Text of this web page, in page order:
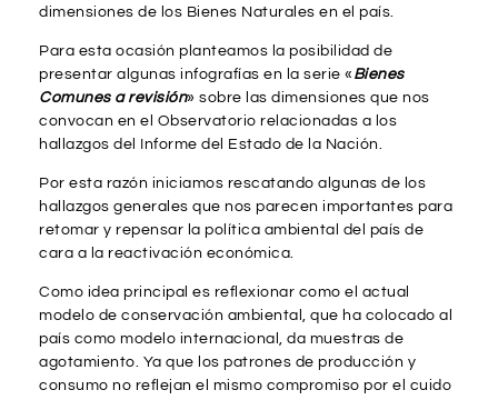
dimensiones de los Bienes Naturales en el país.
Para esta ocasión planteamos la posibilidad de
presentar algunas infografías en la serie « Bienes
Comunes a revisión» sobre las dimensiones que nos
convocan en el Observatorio relacionadas a los
hallazgos del Informe del Estado de la Nación.
Por esta razón iniciamos rescatando algunas de los
hallazgos generales que nos parecen importantes para
retomar y repensar la política ambiental del país de
cara a la reactivación económica.
Como idea principal es reflexionar como el actual
modelo de conservación ambiental, que ha colocado al
país como modelo internacional, da muestras de
agotamiento. Ya que los patrones de producción y
consumo no reflejan el mismo compromiso por el cuido